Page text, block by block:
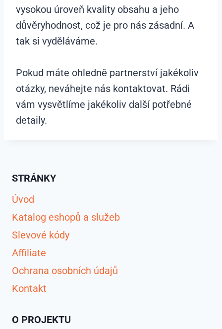
vysokou úroveň kvality obsahu a jeho
důvěryhodnost, což je pro nás zásadní. A
tak si vyděláváme.
Pokud máte ohledně partnerství jakékoliv
otázky, neváhejte nás kontaktovat. Rádi
vám vysvětlíme jakékoliv další potřebné
detaily.
STRÁNKY
Úvod
Katalog eshopů a služeb
Slevové kódy
Affiliate
Ochrana osobních údajů
Kontakt
O PROJEKTU